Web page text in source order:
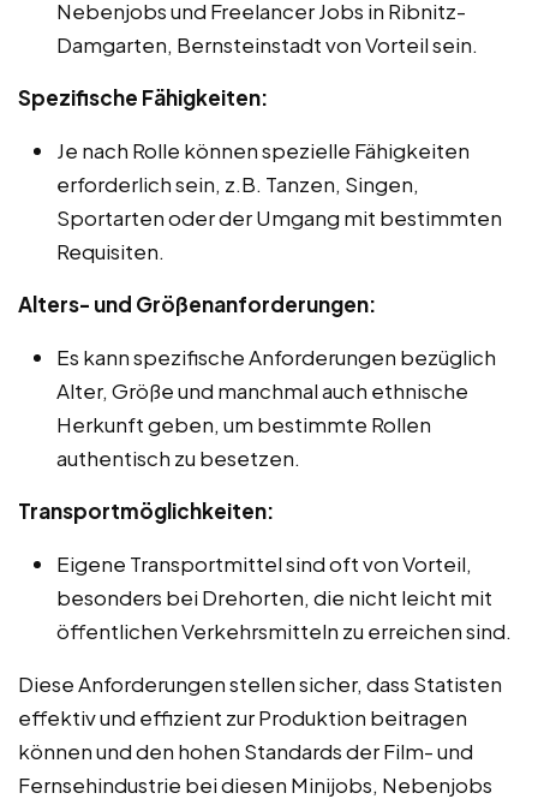
Nebenjobs und Freelancer Jobs in Ribnitz-
Damgarten, Bernsteinstadt von Vorteil sein.
Spezifische Fähigkeiten:
Je nach Rolle können spezielle Fähigkeiten
erforderlich sein, z.B. Tanzen, Singen,
Sportarten oder der Umgang mit bestimmten
Requisiten.
Alters- und Größenanforderungen:
Es kann spezifische Anforderungen bezüglich
Alter, Größe und manchmal auch ethnische
Herkunft geben, um bestimmte Rollen
authentisch zu besetzen.
Transportmöglichkeiten:
Eigene Transportmittel sind oft von Vorteil,
besonders bei Drehorten, die nicht leicht mit
öffentlichen Verkehrsmitteln zu erreichen sind.
Diese Anforderungen stellen sicher, dass Statisten
effektiv und effizient zur Produktion beitragen
können und den hohen Standards der Film- und
Fernsehindustrie bei diesen Minijobs, Nebenjobs